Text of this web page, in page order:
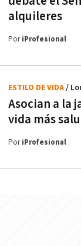
alquileres
PoriProfesional
Asocian a la
vida más
ESTILO DE VIDA/
PoriProfesional